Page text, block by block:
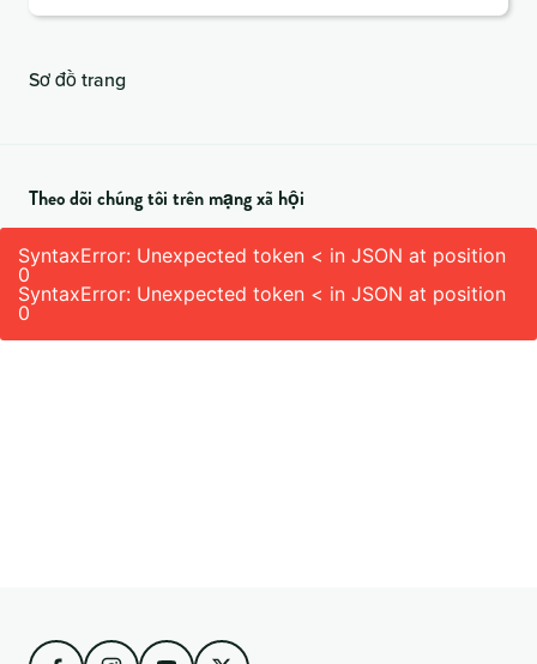
buộc)
Sơ đồ trang
Theo dõi chúng tôi trên mạng xã hội
SyntaxError: Unexpected token < in JSON at position
0
SyntaxError: Unexpected token < in JSON at position
0